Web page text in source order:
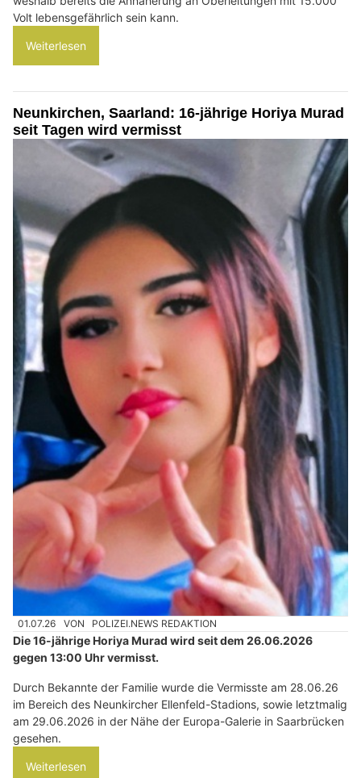
Volt lebensgefährlich sein kann.
Weiterlesen
Neunkirchen, Saarland: 16-jährige Horiya Murad
seit Tagen wird vermisst
01.07.26 VON POLIZEI.NEWS REDAKTION
Die 16-jährige Horiya Murad wird seit dem 26.06.2026
gegen 13:00 Uhr vermisst.
Durch Bekannte der Familie wurde die Vermisste am 28.06.26
im Bereich des Neunkircher Ellenfeld-Stadions, sowie letztmalig
am 29.06.2026 in der Nähe der Europa-Galerie in Saarbrücken
gesehen.
Weiterlesen